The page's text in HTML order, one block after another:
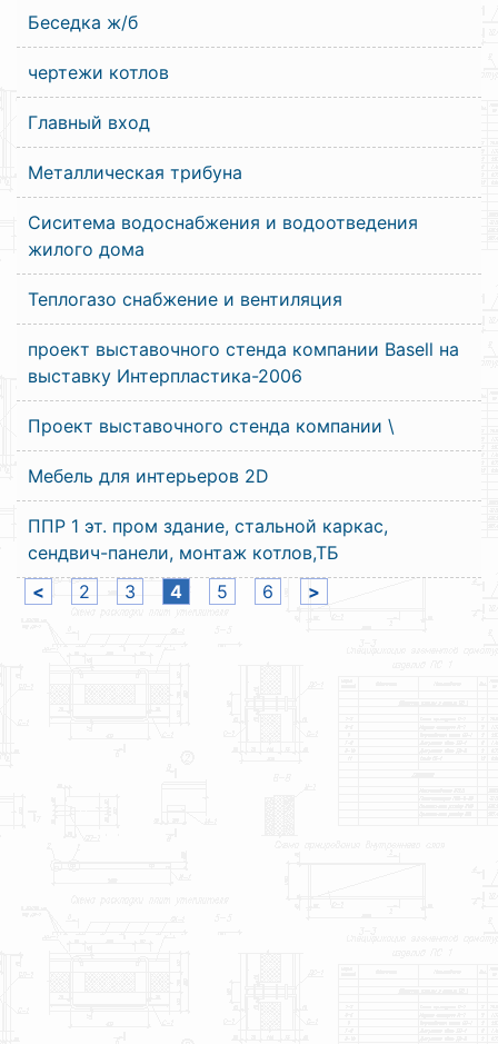
Беседка ж/б
чертежи котлов
Главный вход
Металлическая трибуна
Сиситема водоснабжения и водоотведения
жилого дома
Теплогазо снабжение и вентиляция
проект выставочного стенда компании Basell на
выставку Интерпластика-2006
Проект выставочного стенда компании \
Мебель для интерьеров 2D
ППР 1 эт. пром здание, стальной каркас,
сендвич-панели, монтаж котлов,ТБ
<
2 3 4 5 6 >